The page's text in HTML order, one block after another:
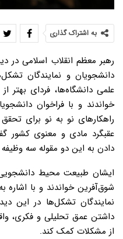
به اشتراک گذاری
دانشجویان و نمایندگان
علمی دانشگاه‌ها، فردای بهتر
خواندند و با فراخوان
راهکارهای نو به نو برای
عقبگرد مادی و معنوی کشور
دادن به این دو مقوله سه
ایشان طبیعت محیط دانشجویی
شوق‌آفرین خواندند و با
نمایندگان تشکل‌ها در این
داشتن عمق تحلیلی و فکری،
از مشکلات کمک کند.